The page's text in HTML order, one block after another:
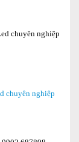
chuyên nghiệp